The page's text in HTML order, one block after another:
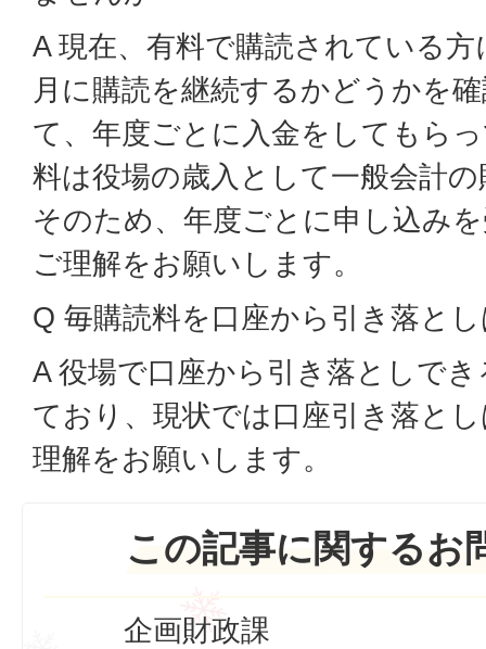
A 現在、有料で購読されている
月に購読を継続するかどうかを
て、年度ごとに入金をしてもら
料は役場の歳入として一般会計
そのため、年度ごとに申し込み
ご理解をお願いします。
Q 毎購読料を口座から引き落と
A 役場で口座から引き落としで
ており、現状では口座引き落と
理解をお願いします。
この記事に関するお
企画財政課